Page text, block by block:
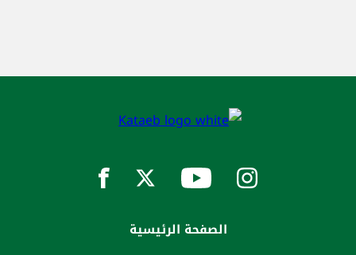
الصفحة الرئيسية